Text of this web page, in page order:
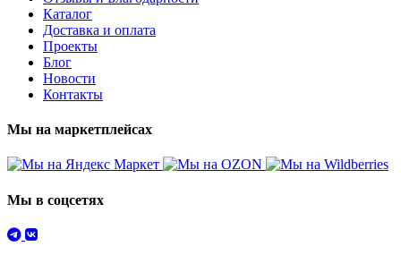
Каталог
Доставка и оплата
Проекты
Блог
Новости
Контакты
Мы на маркетплейсах
Мы в соцсетях